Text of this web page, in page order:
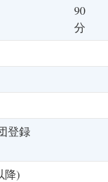
90
分
登録
降)